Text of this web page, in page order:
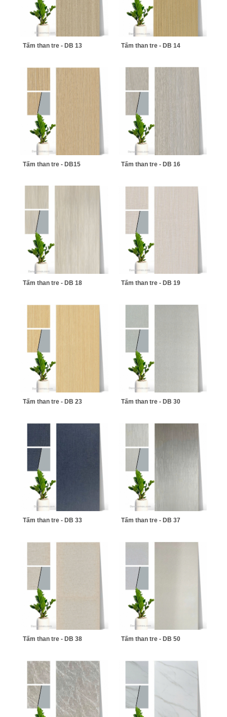
Tấm than tre - DB 13 Tấm than tre - DB 14
Tấm than tre - DB15 Tấm than tre - DB 16
Tấm than tre - DB 18 Tấm than tre - DB 19
Tấm than tre - DB 23 Tấm than tre - DB 30
Tấm than tre - DB 33 Tấm than tre - DB 37
Tấm than tre - DB 38 Tấm than tre - DB 50